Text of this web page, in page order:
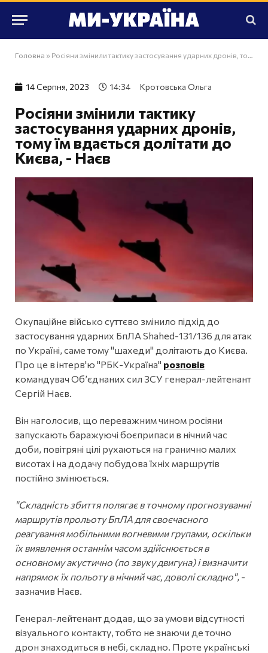
Головна » Росіяни змінили тактику застосування ударних дронів, тому їм вдається долітати до Києва, - Наєв
14 Серпня, 2023 14:34 Кротовська Ольга
Росіяни змінили тактику
застосування ударних дронів,
тому їм вдається долітати до
Києва, - Наєв
Окупаційне військо суттєво змінило підхід до
застосування ударних БпЛА Shahed-131/136 для атак
по Україні, саме тому "шахеди" долітають до Києва.
Про це в інтерв'ю "РБК-Україна" розповів
командувач Об’єднаних сил ЗСУ генерал-лейтенант
Сергій Наєв.
Він наголосив, що переважним чином росіяни
запускають баражуючі боєприпаси в нічний час
доби, повітряні цілі рухаються на гранично малих
висотах і на додачу побудова їхніх маршрутів
постійно змінюється.
"Складність збиття полягає в точному прогнозуванні
маршрутів прольоту БпЛА для своєчасного
реагування мобільними вогневими групами, оскільки
їх виявлення останнім часом здійснюється в
основному акустично (по звуку двигуна) і визначити
напрямок їх польоту в нічний час, доволі складно", -
зазначив Наєв.
Генерал-лейтенант додав, що за умови відсутності
візуального контакту, тобто не знаючи де точно
дрон знаходиться в небі, складно. Проте українські